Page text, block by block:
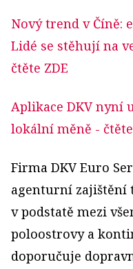
Nový trend v
Lidé se stěhují na
čtěte ZDE
Aplikace DKV nyní
lokální měně -
Firma DKV Euro
agenturní
v podstatě mezi
poloostrovy a
doporučuje